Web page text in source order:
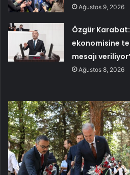
Ağustos 9, 2026
Özgür
ekonomisine
mesajı veriliyor’
Ağustos 8, 2026